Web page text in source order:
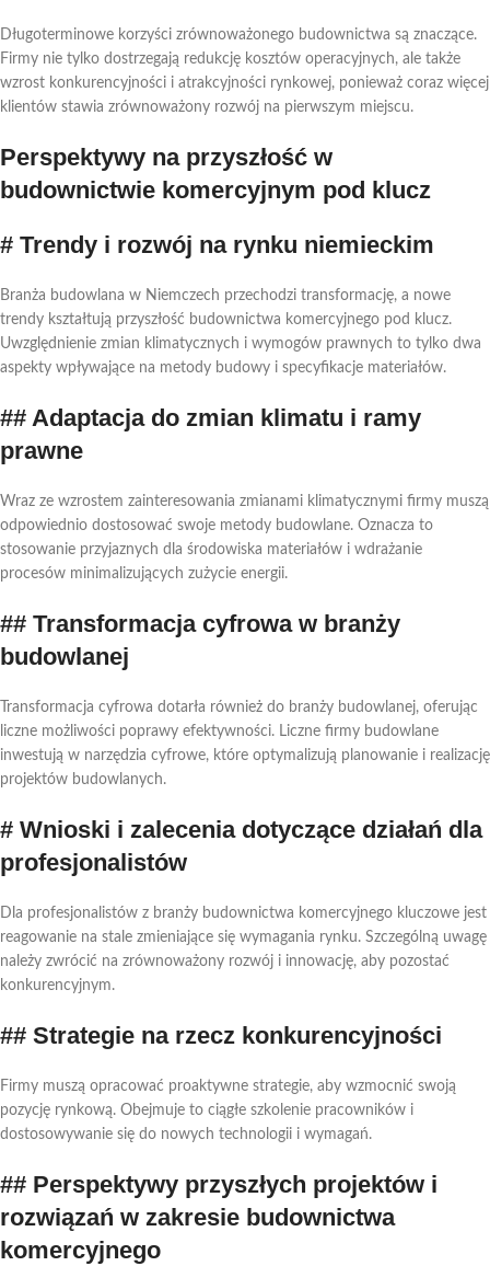
Długoterminowe korzyści zrównoważonego budownictwa są znaczące.
Firmy nie tylko dostrzegają redukcję kosztów operacyjnych, ale także
wzrost konkurencyjności i atrakcyjności rynkowej, ponieważ coraz więcej
klientów stawia zrównoważony rozwój na pierwszym miejscu.
Perspektywy na przyszłość w
budownictwie komercyjnym pod klucz
# Trendy i rozwój na rynku niemieckim
Branża budowlana w Niemczech przechodzi transformację, a nowe
trendy kształtują przyszłość budownictwa komercyjnego pod klucz.
Uwzględnienie zmian klimatycznych i wymogów prawnych to tylko dwa
aspekty wpływające na metody budowy i specyfikacje materiałów.
## Adaptacja do zmian klimatu i ramy
prawne
Wraz ze wzrostem zainteresowania zmianami klimatycznymi firmy muszą
odpowiednio dostosować swoje metody budowlane. Oznacza to
stosowanie przyjaznych dla środowiska materiałów i wdrażanie
procesów minimalizujących zużycie energii.
## Transformacja cyfrowa w branży
budowlanej
Transformacja cyfrowa dotarła również do branży budowlanej, oferując
liczne możliwości poprawy efektywności. Liczne firmy budowlane
inwestują w narzędzia cyfrowe, które optymalizują planowanie i realizację
projektów budowlanych.
# Wnioski i zalecenia dotyczące działań dla
profesjonalistów
Dla profesjonalistów z branży budownictwa komercyjnego kluczowe jest
reagowanie na stale zmieniające się wymagania rynku. Szczególną uwagę
należy zwrócić na zrównoważony rozwój i innowację, aby pozostać
konkurencyjnym.
## Strategie na rzecz konkurencyjności
Firmy muszą opracować proaktywne strategie, aby wzmocnić swoją
pozycję rynkową. Obejmuje to ciągłe szkolenie pracowników i
dostosowywanie się do nowych technologii i wymagań.
## Perspektywy przyszłych projektów i
rozwiązań w zakresie budownictwa
komercyjnego